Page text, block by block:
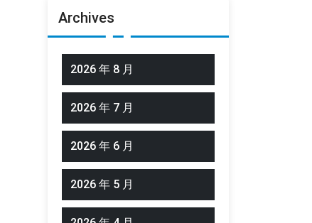
Archives
2026 年 8 月
2026 年 7 月
2026 年 6 月
2026 年 5 月